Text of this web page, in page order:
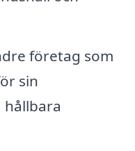
företag som
sin
hållbara